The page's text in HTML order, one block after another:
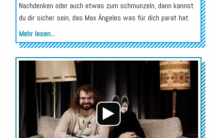
Nachdenken oder auch etwas zum schmunzeln, dann kannst
du dir sicher sein, das Max Ángeles was für dich parat hat.
Mehr lesen...
Audio-
Player